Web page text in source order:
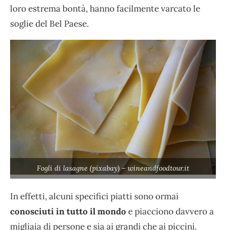
loro estrema bontà, hanno facilmente varcato le
soglie del Bel Paese.
Fogli di lasagne (pixabay) – wineandfoodtour.it
In effetti, alcuni specifici piatti sono ormai
conosciuti in tutto il mondo e piacciono davvero a
migliaia di persone e sia ai grandi che ai piccini.